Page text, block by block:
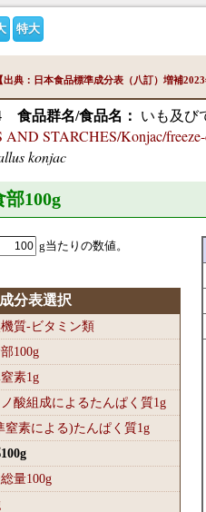
特大
【出典：日本食品標準成分表（八訂）増補
食品群名/食品名：
いも及び
AND STARCHES/Konjac/
konjac
部100g
g当たりの数値。
成分表選択
質-ビタミン類
100g
素1g
酸組成によるたんぱく質1g
窒素による)たんぱく質1g
g
量100g